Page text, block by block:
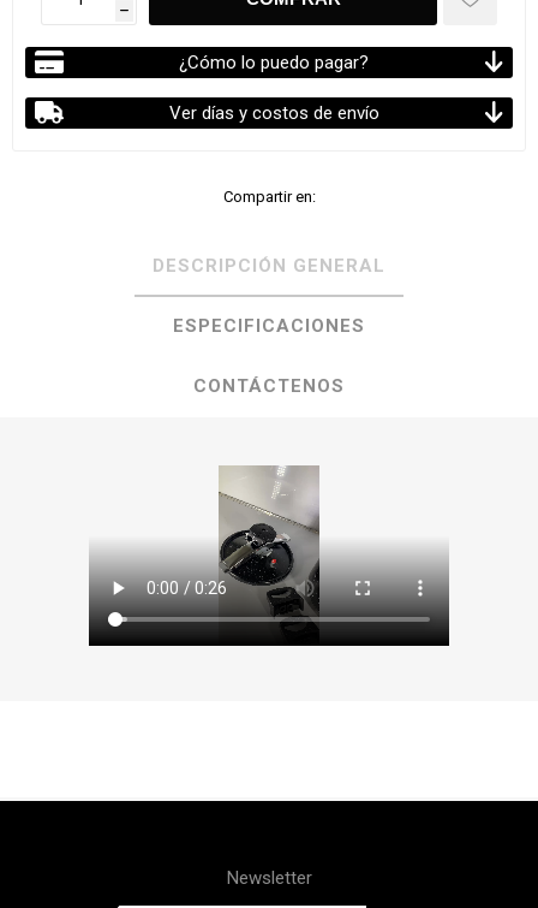
h
¿Cómo lo puedo pagar?
Ver días y costos de envío
Compartir en:
DESCRIPCIÓN GENERAL
ESPECIFICACIONES
CONTÁCTENOS
Newsletter